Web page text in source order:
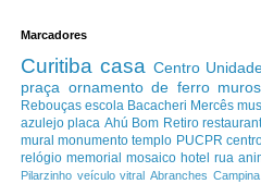
Marcadores
Curitiba casa Centro
praça ornamento de ferro
Rebouças escola Bacacheri Mercês
azulejo placa Ahú Bom Retiro
mural monumento templo PUCPR
relógio memorial mosaico hotel rua
Pilarzinho veículo vitral Abranches